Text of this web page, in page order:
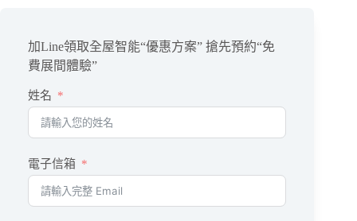
加Line領取全屋智能“優惠方案” 搶先預約“免
費展間體驗”
姓名
電子信箱